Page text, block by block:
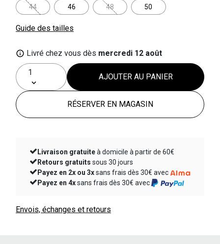
44 46 48 50
Guide des tailles
Livré chez vous dès mercredi 12 août
AJOUTER AU PANIER
RÉSERVER EN MAGASIN
Livraison gratuite
à domicile à partir de 60€
Retours gratuits
sous 30 jours
Payez en 2x ou 3x
sans frais dès 30€ avec
Payez en 4x
sans frais dès 30€ avec
Envois, échanges et retours